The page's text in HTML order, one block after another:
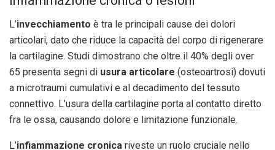
L’invecchiamento è tra le principali cause dei dolori
articolari, dato che riduce la capacità del corpo di rigenerare
la cartilagine. Studi dimostrano che oltre il 40% degli over
65 presenta segni di usura articolare (osteoartrosi) dovuti
a microtraumi cumulativi e al decadimento del tessuto
connettivo. L’usura della cartilagine porta al contatto diretto
fra le ossa, causando dolore e limitazione funzionale.
L’infiammazione cronica riveste un ruolo cruciale nello